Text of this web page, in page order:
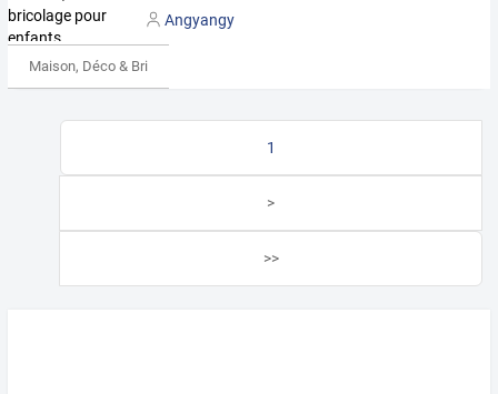
Angyangy
Maison, Déco & Bricolage
1
>
>>